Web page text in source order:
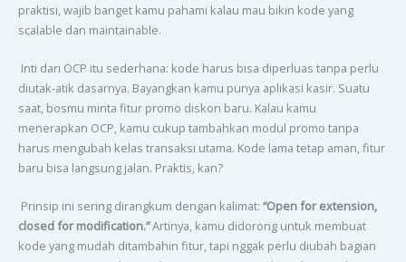
praktisi, wajib banget kamu pahami kalau mau bikin kode yang
scalable dan maintainable.
Inti dari OCP itu sederhana: kode harus bisa diperluas tanpa perlu
diutak-atik dasarnya. Bayangkan kamu punya aplikasi kasir. Suatu
saat, bosmu minta fitur promo diskon baru. Kalau kamu
menerapkan OCP, kamu cukup tambahkan modul promo tanpa
harus mengubah kelas transaksi utama. Kode lama tetap aman, fitur
baru bisa langsung jalan. Praktis, kan?
Prinsip ini sering dirangkum dengan kalimat: “Open for extension,
closed for modification.”Artinya, kamu didorong untuk membuat
kode yang mudah ditambahin fitur, tapi nggak perlu diubah bagian